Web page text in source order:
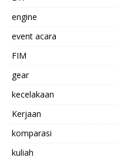
engine
event acara
FIM
gear
kecelakaan
Kerjaan
komparasi
kuliah